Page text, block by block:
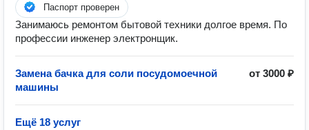
Паспорт проверен
Занимаюсь ремонтом бытовой техники долгое время. По
профессии инженер электронщик.
Замена бачка для соли посудомоечной
машины
от 3000 ₽
Ещё 18 услуг